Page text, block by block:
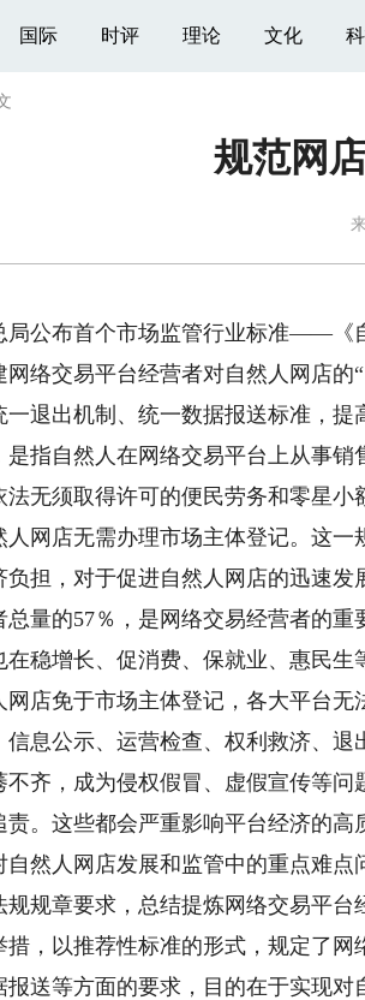
国际 时评 理论 文化
规范网
公布首个市场监管行业标准——《
络交易平台经营者对自然人网店的
退出机制、统一数据报送标准，提
自然人在网络交易平台上从事销
无须取得许可的便民劳务和零星小
人网店无需办理市场主体登记。这
担，对于促进自然人网店的迅速发
总量的57％，是网络交易经营者的
稳增长、促消费、保就业、惠民生
免于市场主体登记，各大平台无
信息公示、运营检查、权利救济、
齐，成为侵权假冒、虚假宣传等
。这些都会严重影响平台经济的高
人网店发展和监管中的重点难点
规章要求，总结提炼网络交易平
，以推荐性标准的形式，规定了网
送等方面的要求，目的在于实现